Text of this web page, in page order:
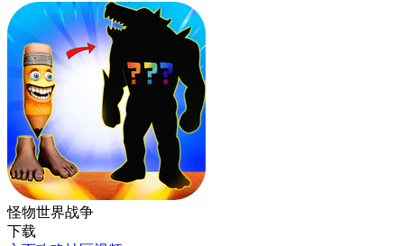
怪物世界战争
下载